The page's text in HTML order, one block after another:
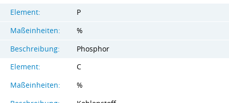
Element:
P
Maßeinheiten:
%
Beschreibung:
Phosphor
Element:
C
Maßeinheiten:
%